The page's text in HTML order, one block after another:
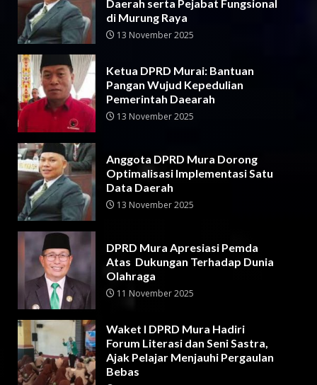
Daerah serta Pejabat Fungsional
di Murung Raya
13 November 2025
Ketua DPRD Murai: Bantuan
Pangan Wujud Kepedulian
Pemerintah Daearah
13 November 2025
Anggota DPRD Mura Dorong
Optimalisasi Implementasi Satu
Data Daerah
13 November 2025
DPRD Mura Apresiasi Pemda
Atas Dukungan Terhadap Dunia
Olahraga
11 November 2025
Waket I DPRD Mura Hadiri
Forum Literasi dan Seni Sastra,
Ajak Pelajar Menjauhi Pergaulan
Bebas